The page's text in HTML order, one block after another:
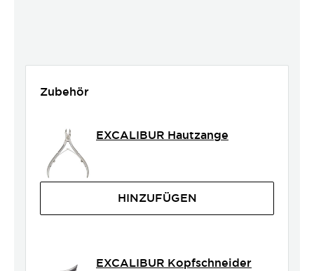
Zubehör
EXCALIBUR Hautzange
HINZUFÜGEN
EXCALIBUR Kopfschneider